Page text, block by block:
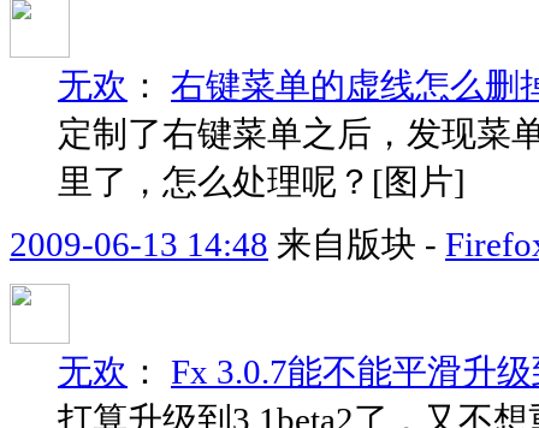
无欢 ： 右键菜单的虚线怎么删
定制了右键菜单之后，发现菜
里了，怎么处理呢？[图片]
2009-06-13 14:48 来自版块 -
无欢 ： Fx 3.0.7能不能平滑升级
打算升级到3.1beta2了，又不